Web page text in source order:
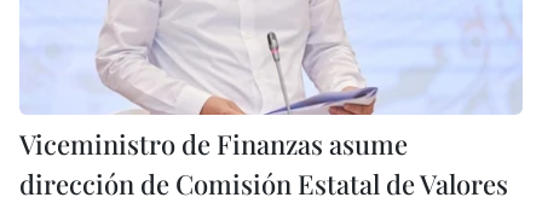
Viceministro de Finanzas asume
dirección de Comisión Estatal de Valores